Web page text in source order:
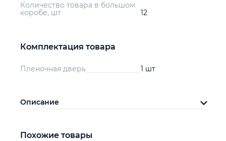
Количество товара в большом
коробе, шт
12
Комплектация товара
Пленочная дверь 1 шт
Описание
Похожие товары